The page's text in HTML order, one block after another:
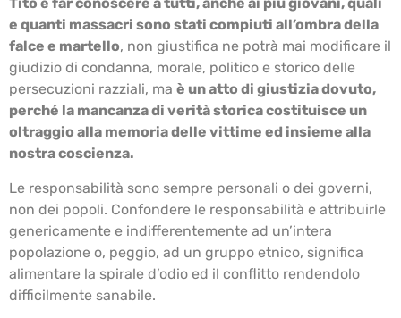
Tito e far conoscere a tutti, anche ai più giovani, quali
e quanti massacri sono stati compiuti all’ombra della
falce e martello, non giustifica ne potrà mai modificare il
giudizio di condanna, morale, politico e storico delle
persecuzioni razziali, ma è un atto di giustizia dovuto,
perché la mancanza di verità storica costituisce un
oltraggio alla memoria delle vittime ed insieme alla
nostra coscienza.
Le responsabilità sono sempre personali o dei governi,
non dei popoli. Confondere le responsabilità e attribuirle
genericamente e indifferentemente ad un’intera
popolazione o, peggio, ad un gruppo etnico, significa
alimentare la spirale d’odio ed il conflitto rendendolo
difficilmente sanabile.